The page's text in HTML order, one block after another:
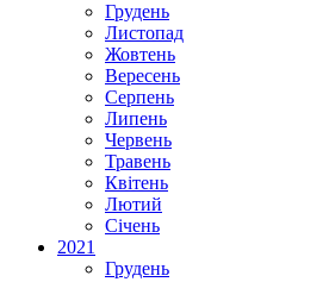
Грудень
Листопад
Жовтень
Вересень
Серпень
Липень
Червень
Травень
Квітень
Лютий
Січень
2021
Грудень